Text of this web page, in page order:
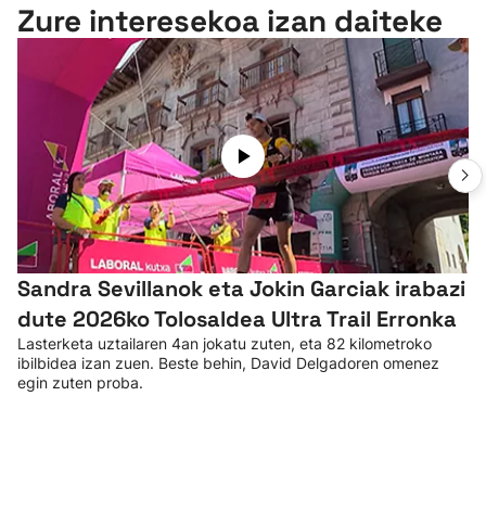
Zure interesekoa izan daiteke
Sandra Sevillanok eta Jokin Garciak irabazi
dute 2026ko Tolosaldea Ultra Trail Erronka
Lasterketa uztailaren 4an jokatu zuten, eta 82 kilometroko
ibilbidea izan zuen. Beste behin, David Delgadoren omenez
egin zuten proba.